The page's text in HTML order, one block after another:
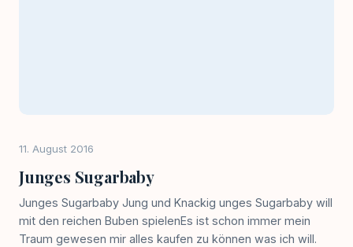
11. August 2016
Junges Sugarbaby
Junges Sugarbaby Jung und Knackig unges Sugarbaby will
mit den reichen Buben spielenEs ist schon immer mein
Traum gewesen mir alles kaufen zu können was ich will.